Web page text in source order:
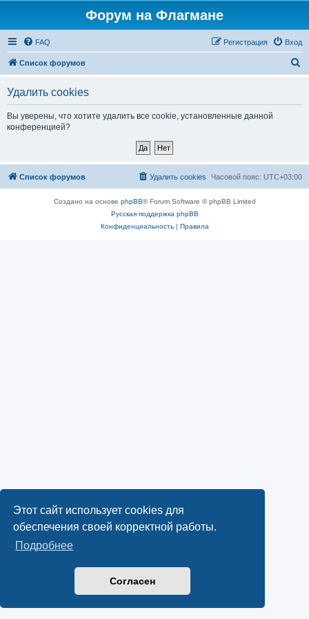
Этот сайт использует cookies для
обеспечения своей корректной работы.
Подробнее
Согласен
Форум на Флагмане
FAQ Вход
Регистрация
Список форумов
Удалить cookies
Вы уверены, что хотите удалить все cookie, установленные данной
конференцией?
Список форумов Часовой пояс: UTC+03:00
Удалить cookies
Создано на основе phpBB® Forum Software © phpBB Limited
Русская поддержка phpBB
Конфиденциальность| Правила